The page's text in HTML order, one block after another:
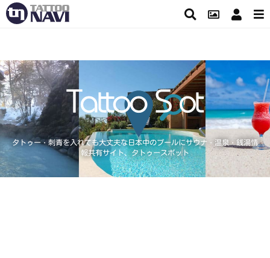
タトゥー・刺青を入れても大丈夫な日本中のプールにサウナ・温泉・銭湯情
報共有サイト、タトゥースポット